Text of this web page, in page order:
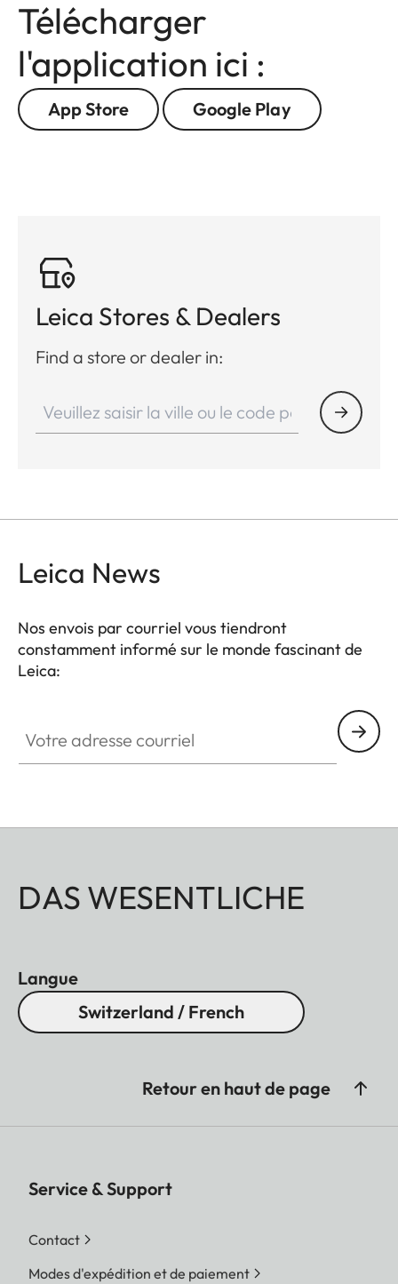
Télécharger
l'application ici :
App Store Google Play
Leica Stores & Dealers
Find a store or dealer in:
Leica News
Nos envois par courriel vous tiendront
constamment informé sur le monde fascinant de
Leica:
DAS WESENTLICHE
Langue
Switzerland / French
Retour en haut de page
Service & Support
Contact
Modes d'expédition et de paiement